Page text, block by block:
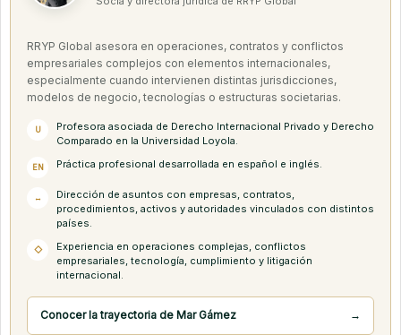
RRYP Global asesora en operaciones, contratos y conflictos
empresariales complejos con elementos internacionales,
especialmente cuando intervienen distintas jurisdicciones,
modelos de negocio, tecnologías o estructuras societarias.
U
Profesora asociada de Derecho Internacional Privado y Derecho
Comparado en la Universidad Loyola.
EN Práctica profesional desarrollada en español e inglés.
↔
Dirección de asuntos con empresas, contratos,
procedimientos, activos y autoridades vinculados con distintos
países.
◇
Experiencia en operaciones complejas, conflictos
empresariales, tecnología, cumplimiento y litigación
internacional.
Conocer la trayectoria de Mar Gámez →